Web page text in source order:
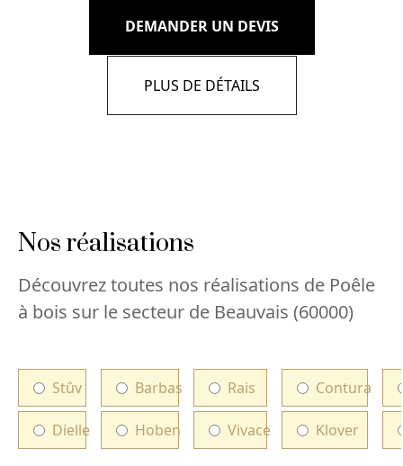
DEMANDER UN DEVIS
PLUS DE DÉTAILS
Nos réalisations
Découvrez toutes nos réalisations de Poêle
à bois sur le secteur de Beauvais (60000)
Stûv Barbas Rais Contura
Dielle Hoben Vivace Klover